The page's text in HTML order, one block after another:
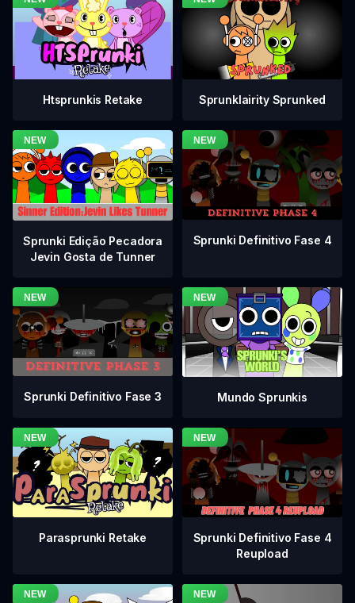
Htsprunkis Retake Sprunklairity Sprunked
Sprunki Edição Pecadora
Jevin Gosta de Tunner
Sprunki Definitivo Fase 4
Sprunki Definitivo Fase 3 Mundo Sprunkis
Parasprunki Retake
Sprunki Definitivo Fase 4
Reupload